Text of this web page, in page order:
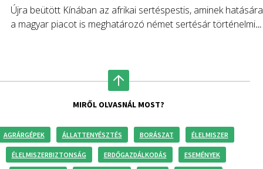
Újra beütött Kínában az afrikai sertéspestis, aminek hatására
a magyar piacot is meghatározó német sertésár történelmi
egyéb élelmiszerekétől.
MIRŐL OLVASNÁL MOST?
AGRÁRGÉPEK ÁLLATTENYÉSZTÉS BORÁSZAT ÉLELMISZER
ÉLELMISZERBIZTONSÁG ERDŐGAZDÁLKODÁS ESEMÉNYEK